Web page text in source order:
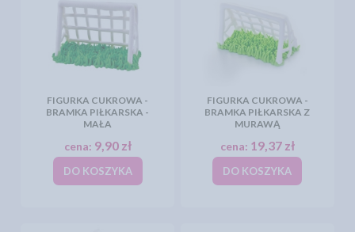
FIGURKA CUKROWA -
BRAMKA PIŁKARSKA -
MAŁA
cena: 9,90 zł
DO KOSZYKA
FIGURKA CUKROWA -
BRAMKA PIŁKARSKA Z
MURAWĄ
cena: 19,37 zł
DO KOSZYKA